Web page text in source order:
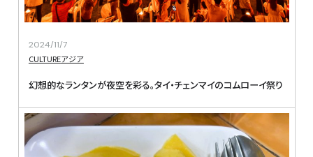
2024/11/7
CULTUREアジア
幻想的なランタンが夜空を彩る。タイ・チェンマイのコムローイ祭り